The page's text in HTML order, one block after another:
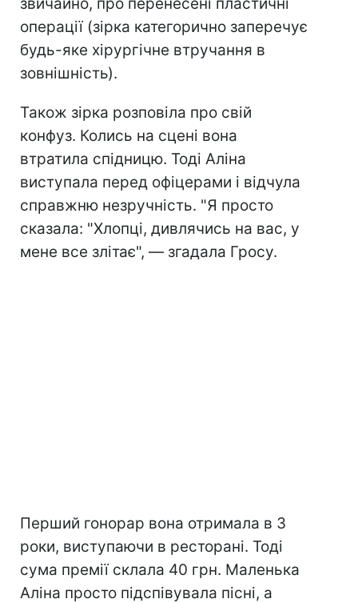
операції (зірка категорично заперечує
будь-яке хірургічне втручання в
зовнішність).
Також зірка розповіла про свій
конфуз. Колись на сцені вона
втратила спідницю. Тоді Аліна
виступала перед офіцерами і відчула
справжню незручність. "Я просто
сказала: "Хлопці, дивлячись на вас, у
мене все злітає", — згадала Гросу.
Перший гонорар вона отримала в 3
роки, виступаючи в ресторані. Тоді
сума премії склала 40 грн. Маленька
Аліна просто підспівувала пісні, а